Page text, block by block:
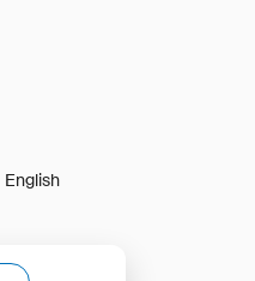
English